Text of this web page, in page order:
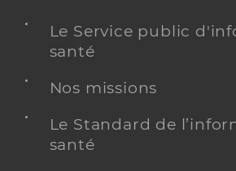
Le Service public
santé
Nos missions
Le Standard de
santé